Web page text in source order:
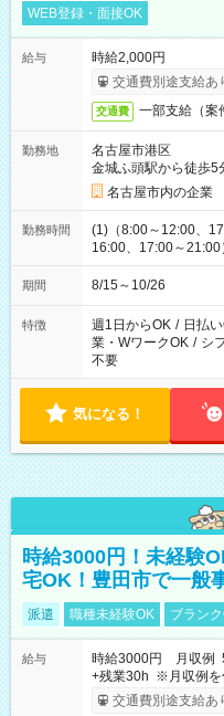
WEB登録・面接OK
給与
時給2,000円
交通費別途支給あ
交通費 一部支給（案
勤務地
名古屋市港区
金城ふ頭駅から徒歩5
名古屋市内の企業
勤務時間
(1)（8:00～12:00、
16:00、17:00～21:00
期間 8/15～10/26
特徴 週1日からOK / 日払
業・WワークOK / シ
不要
気になる！
時給3000円！未経験
宅OK！豊田市で一般
派遣 職種未経験OK ブラン
給与
時給3000円 月収例
+残業30h ※月収例を
交通費別途支給あ